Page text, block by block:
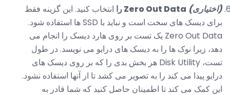
(اختیاری) Zero Out Data را
انتخاب کنید. این گزینه فقط
برای دیسک های سخت است و نباید با SSD ها استفاده شود.
Zero Out Data یک تست بر روی هارد دیسک را انجام می
دهد، زیرا نوک ها را به دیسک های درایو می نویسد. در طول
تست، Disk Utility هر بخش بدی را که بر روی دیسک های
درایو پیدا می کند را به تصویر می کشد تا از آنها استفاده نشود.
این کمک می کند تا اطمینان حاصل کنید که شما قادر به